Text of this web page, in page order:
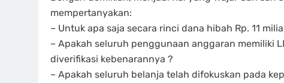
mempertanyakan:
– Untuk apa saja secara rinci dana hibah Rp. 11
– Apakah seluruh penggunaan anggaran memiliki
diverifikasi kebenarannya ?
– Apakah seluruh belanja telah difokuskan pada